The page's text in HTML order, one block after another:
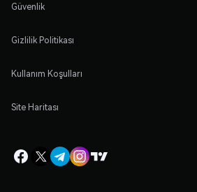
Güvenlik
Gizlilik Politikası
Kullanım Koşulları
Site Haritası